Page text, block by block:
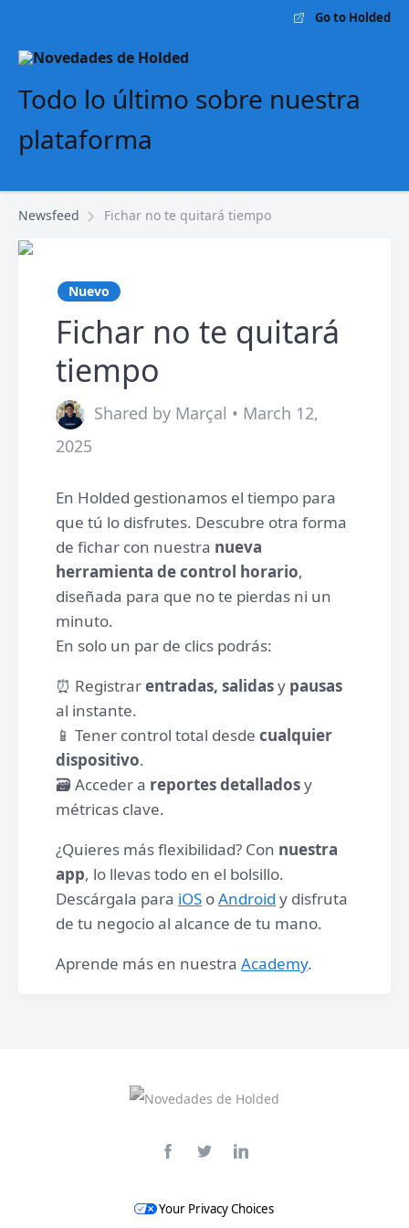
Go to Holded
Todo lo último sobre nuestra
plataforma
Newsfeed Fichar no te quitará tiempo
Nuevo
Fichar no te quitará
tiempo
Shared by Marçal • March 12,
2025
En Holded gestionamos el tiempo para
que tú lo disfrutes. Descubre otra forma
de fichar con nuestra nueva
herramienta de control horario,
diseñada para que no te pierdas ni un
minuto.
En solo un par de clics podrás:
⏰ Registrarentradas, salidasy pausas
al instante.
📱 Tener control total desde cualquier
dispositivo.
🗃️ Acceder a reportes detalladosy
métricas clave.
¿Quieres más flexibilidad? Con nuestra
app, lo llevas todo en el bolsillo.
Descárgala para iOS oAndroid y disfruta
de tu negocio al alcance de tu mano.
Aprende más en nuestra Academy.
Your Privacy Choices